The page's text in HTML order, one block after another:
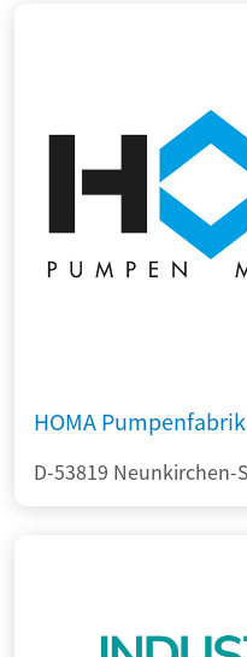
HOMA
D-53819 Neunkirchen-